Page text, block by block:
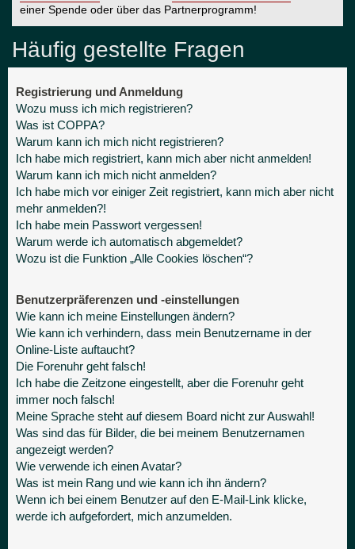
einer Spende oder über das Partnerprogramm!
Häufig gestellte Fragen
Registrierung und Anmeldung
Wozu muss ich mich registrieren?
Was ist COPPA?
Warum kann ich mich nicht registrieren?
Ich habe mich registriert, kann mich aber nicht anmelden!
Warum kann ich mich nicht anmelden?
Ich habe mich vor einiger Zeit registriert, kann mich aber nicht
mehr anmelden?!
Ich habe mein Passwort vergessen!
Warum werde ich automatisch abgemeldet?
Wozu ist die Funktion „Alle Cookies löschen“?
Benutzerpräferenzen und -einstellungen
Wie kann ich meine Einstellungen ändern?
Wie kann ich verhindern, dass mein Benutzername in der
Online-Liste auftaucht?
Die Forenuhr geht falsch!
Ich habe die Zeitzone eingestellt, aber die Forenuhr geht
immer noch falsch!
Meine Sprache steht auf diesem Board nicht zur Auswahl!
Was sind das für Bilder, die bei meinem Benutzernamen
angezeigt werden?
Wie verwende ich einen Avatar?
Was ist mein Rang und wie kann ich ihn ändern?
Wenn ich bei einem Benutzer auf den E-Mail-Link klicke,
werde ich aufgefordert, mich anzumelden.